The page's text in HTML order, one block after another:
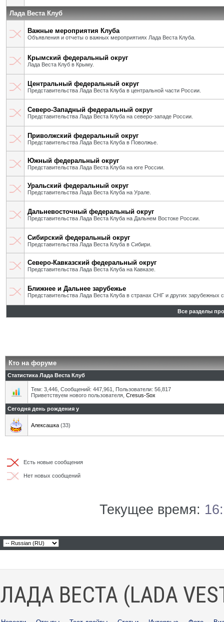
Лада Веста Клуб
Важные мероприятия Клуба
Объявления и отчеты о важных мероприятиях Лада Веста Клуба.
Крымский федеральный округ
Лада Веста Клуб в Крыму.
Центральный федеральный округ
Представительства Лада Веста Клуба в центральной части России.
Северо-Западный федеральный округ
Представительства Лада Веста Клуба на северо-западе России.
Приволжский федеральный округ
Представительства Лада Веста Клуба в Поволжье.
Южный федеральный округ
Представительства Лада Веста Клуба на юге России.
Уральский федеральный округ
Представительства Лада Веста Клуба на Урале.
Дальневосточный федеральный округ
Представительства Лада Веста Клуба на Дальнем Востоке России.
Сибирский федеральный округ
Представительства Лада Веста Клуба в Сибири.
Северо-Кавказский федеральный округ
Представительства Лада Веста Клуба на Кавказе.
Ближнее и Дальнее зарубежье
Представительства Лада Веста Клуба в странах СНГ и других зарубежных
Все разделы
Кто на форуме
Статистика Лада Веста Клуб
Тем: 3,446, Сообщений: 447,961, Пользователи: 56,817
Приветствуем нового пользователя, Cresus-Sox
Сегодня день рождения у
Алексашка (33)
Есть новые сообщения
Нет новых сообщений
Текущее время:
ЛАДА ВЕСТА (LADA